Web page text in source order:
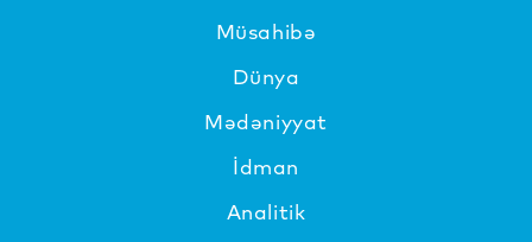
Müsahibə
Dünya
Mədəniyyat
İdman
Analitik